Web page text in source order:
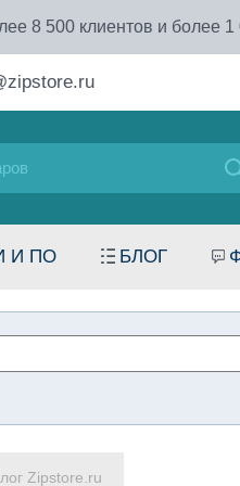
8 500 клиентов и более
И ПО БЛОГ
Zipstore.ru